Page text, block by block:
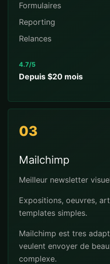
Formulaires
Reporting
Relances
4.7/5
Depuis $20 mois
03
Mailchimp
Meilleur newsletter
Expositions, oeuvres,
templates simples.
Mailchimp est tres
veulent envoyer de
complexe.